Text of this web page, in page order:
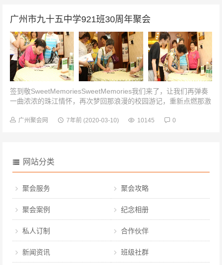
广州市九十五中学921班30周年聚会
签到敬SweetMemoriesSweetMemories我们来了，让我们再弹奏
一曲浓浓的珠江情怀，再次梦回那浪漫的校园游记，重新点燃那激
广州聚会网 7年前 (2020-03-10) 10145 0
网站分类
聚会服务 聚会攻略
聚会案例 纪念相册
私人订制 合作伙伴
新闻资讯 班级社群